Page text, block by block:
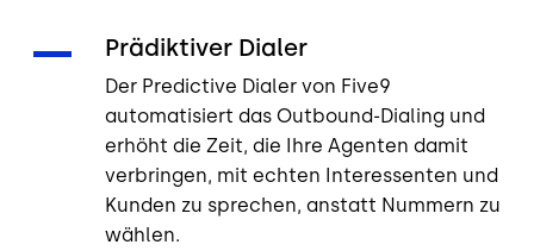
Prädiktiver Dialer
Der Predictive Dialer von Five9
automatisiert das Outbound-Dialing und
erhöht die Zeit, die Ihre Agenten damit
verbringen, mit echten Interessenten und
Kunden zu sprechen, anstatt Nummern zu
wählen.